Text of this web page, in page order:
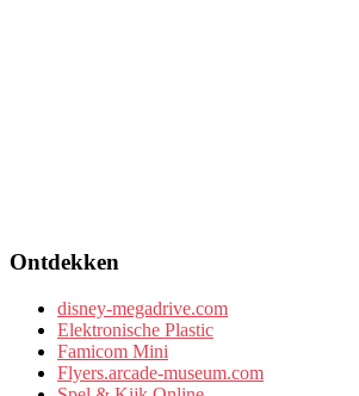
Ontdekken
disney-megadrive.com
Elektronische Plastic
Famicom Mini
Flyers.arcade-museum.com